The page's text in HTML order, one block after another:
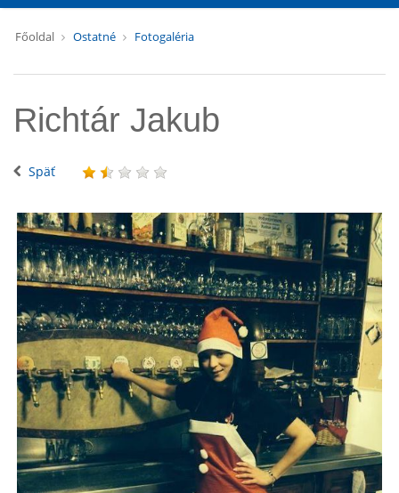
Főoldal Ostatné Fotogaléria
Richtár Jakub
Späť